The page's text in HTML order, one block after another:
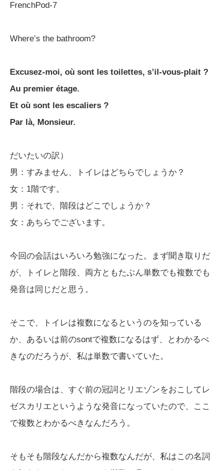
FrenchPod-7
Where’s the bathroom?
Excusez-moi, où sont les toilettes, s’il-vous-plait ?
Au premier étage.
Et où sont les escaliers ?
Par là, Monsieur.
だいたいの訳）
男：すみません、トイレはどちらでしょうか？
女：1階です。
男：それで、階段はどこでしょうか？
女：あちらでございます。
今回の会話はいろいろ勉強になった。まず聞き取りだ
が、トイレと階段、両方ともたぶん単数でも複数でも
発音は同じだと思う。
そこで、トイレは複数になるというのを知っている
か、あるいは前のsontで複数になるはず、とわかるべ
きなのだろうが、私は単数で書いていた。
階段の場合は、すぐ前の冠詞とリエゾンをおこしてレ
ゼスカリエというような発音になっていたので、ここ
で複数とわかるべきなんだろう。
そもそも階段なんだから複数なんだが、私はこの名詞